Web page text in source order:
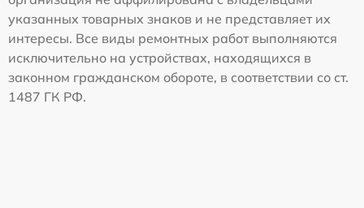
указанных товарных знаков и не представляет их
интересы. Все виды ремонтных работ выполняются
исключительно на устройствах, находящихся в
законном гражданском обороте, в соответствии со ст.
1487 ГК РФ.